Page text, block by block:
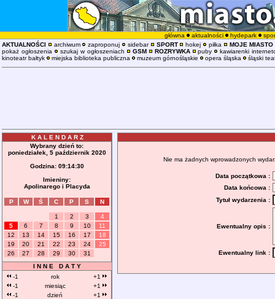
główna aktualności hydepark
AKTUALNOŚCI
archiwum zaproponuj sidebar SPORT hokej piłka
MOJE MIASTO
pokaż ogłoszenia
szukaj w ogłoszeniach GSM ROZRYWKA puby
kawiarenki
kinoteatr bałtyk
miejska biblioteka publiczna muzeum górnośląskie opera śląska śląski
K A L E N D A R Z
Wybrany dzień to:
poniedziałek, 5 październik 2020
Godzina: 09:14:30
Imieniny:
Apolinarego i Placyda
P W Ś C P S N
1 2 3
4
5
6 7 8 9 10
11
12
13 14 15 16 17
18
19
20 21 22 23 24
25
26
27 28 29 30
31
I N N E D A T Y
-1
rok
+1
-1
miesiąc
+1
-1
dzień +1
Nie ma żadnych wprowadzonych
Data początkowa :
Data końcowa :
Tytuł wydarzenia :
Ewentualny opis :
Ewentualny link :